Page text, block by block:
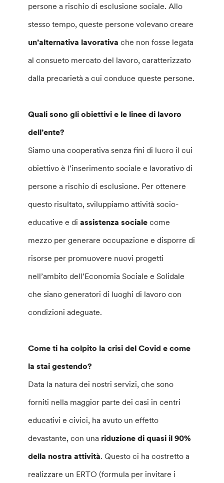
persone a rischio di esclusione sociale. Allo
stesso tempo, queste persone volevano creare
un’alternativa lavorativa che non fosse legata
al consueto mercato del lavoro, caratterizzato
dalla precarietà a cui conduce queste persone.
Quali sono gli obiettivi e le linee di lavoro
dell’ente?
Siamo una cooperativa senza fini di lucro il cui
obiettivo è l’inserimento sociale e lavorativo di
persone a rischio di esclusione. Per ottenere
questo risultato, sviluppiamo attività socio-
educative e diassistenza socialecome
mezzo per generare occupazione e disporre di
risorse per promuovere nuovi progetti
nell’ambito dell’Economia Sociale e Solidale
che siano generatori di luoghi di lavoro con
condizioni adeguate.
Come ti ha colpito la crisi del Covid e come
la stai gestendo?
Data la natura dei nostri servizi, che sono
forniti nella maggior parte dei casi in centri
educativi e civici, ha avuto un effetto
devastante, con una riduzione di quasi il 90%
della nostra attività. Questo ci ha costretto a
realizzare un ERTO (formula per invitare i